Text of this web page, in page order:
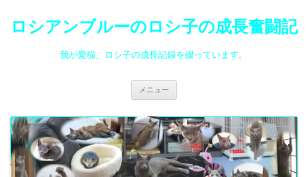
ロシアンブルーのロシ子の成長奮闘記
我が愛猫、ロシ子の成長記録を綴っています。
メニュー
ツ
へ
ス
キ
ッ
プ